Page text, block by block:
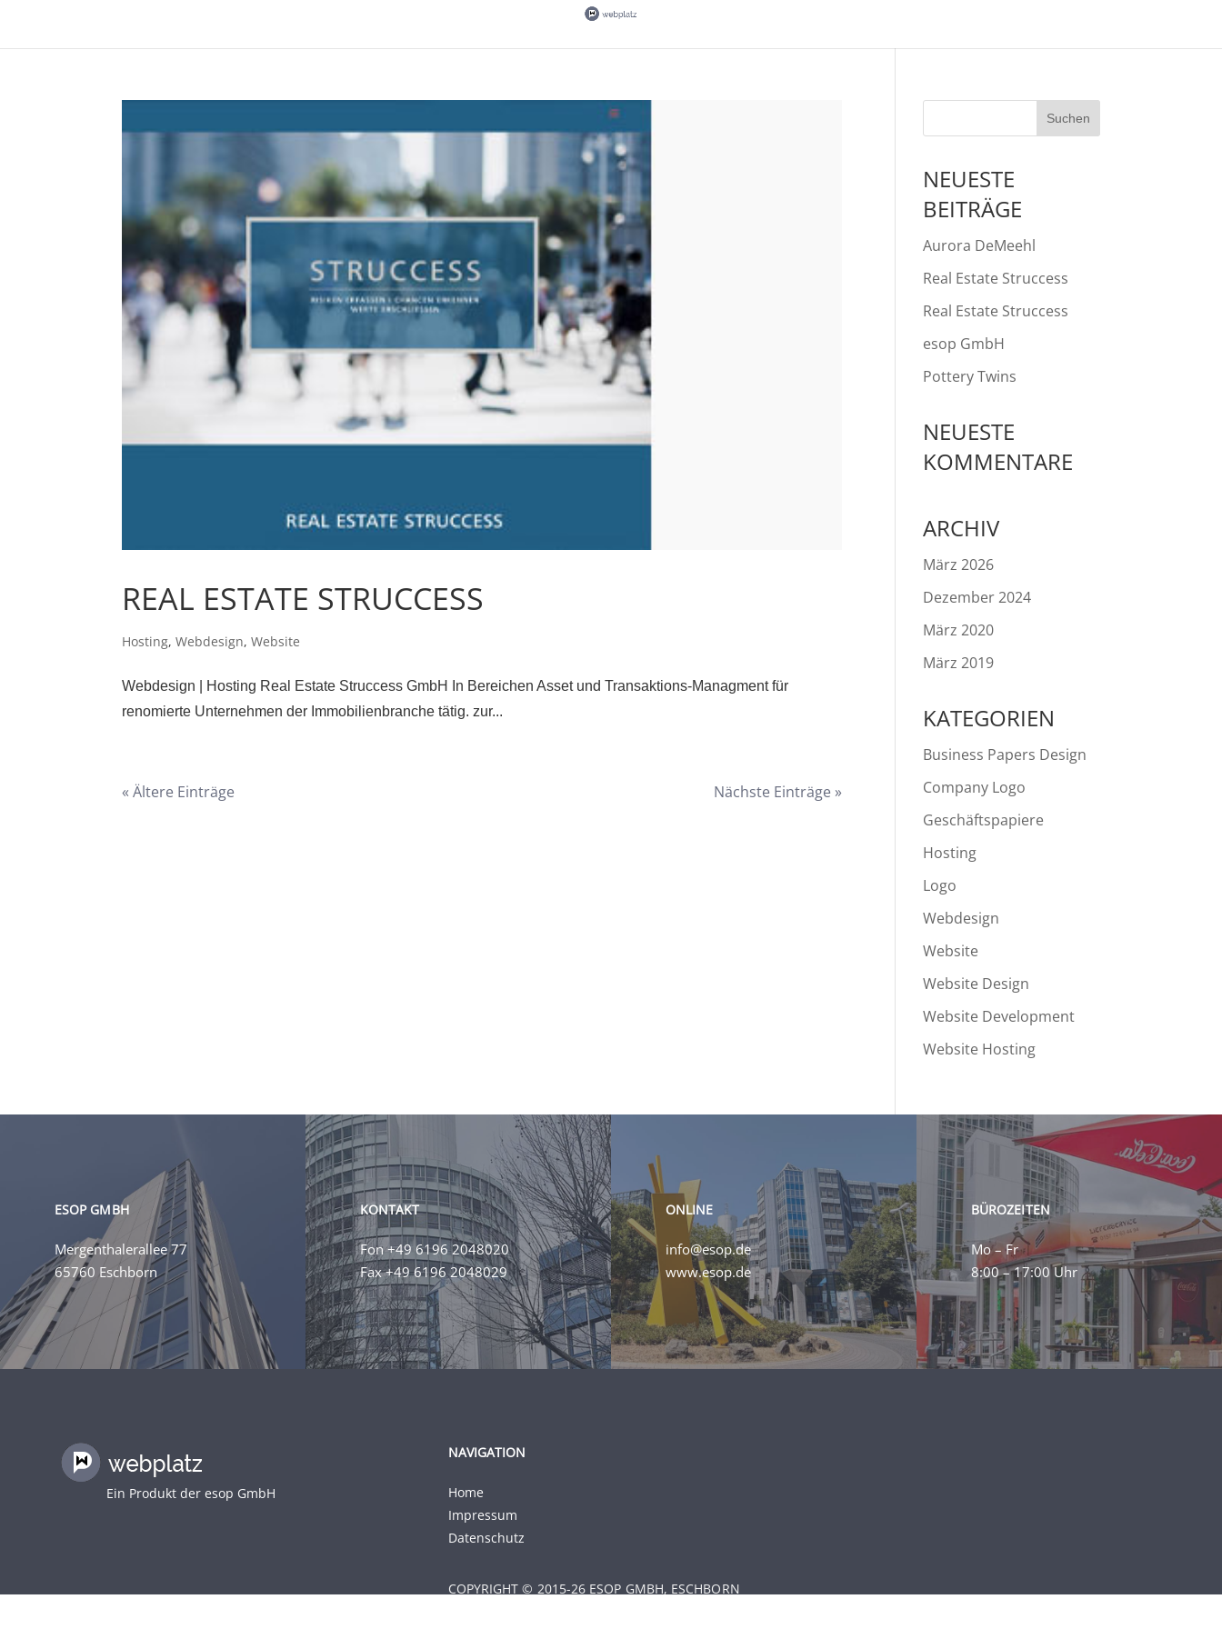
REAL ESTATE STRUCCESS
Hosting,Webdesign,Website
Webdesign | Hosting Real Estate Struccess GmbH In Bereichen Asset und Transaktions-Managment für
renomierte Unternehmen der Immobilienbranche tätig. zur...
« Ältere Einträge Nächste Einträge »
NEUESTE
BEITRÄGE
Aurora DeMeehl
Real Estate Struccess
Real Estate Struccess
esop GmbH
Pottery Twins
NEUESTE
KOMMENTARE
ARCHIV
März 2026
Dezember 2024
März 2020
März 2019
KATEGORIEN
Business Papers Design
Company Logo
Geschäftspapiere
Hosting
Logo
Webdesign
Website
Website Design
Website Development
Website Hosting
ESOP GMBH
Mergenthalerallee 77
65760 Eschborn
KONTAKT
Fon +49 6196 2048020
Fax +49 6196 2048029
ONLINE
info@esop.de
www.esop.de
BÜROZEITEN
Mo – Fr
8:00 – 17:00 Uhr
Ein Produkt deresop GmbH
NAVIGATION
Home
Impressum
Datenschutz
COPYRIGHT © 2015-26 ESOP GMBH, ESCHBORN